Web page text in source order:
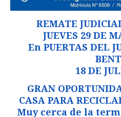
REMATE
JUEVES 29 DE
En PUERTAS DEL
18 DE
GRAN
CASA PARA
Muy cerca de la